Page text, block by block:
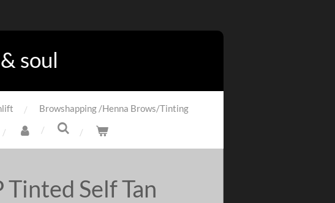
soul
Browshapping /Henna Brows/Tinting
Tinted Self Tan